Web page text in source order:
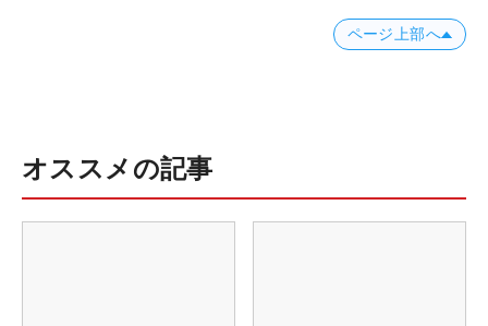
ページ上部へ
オススメの記事